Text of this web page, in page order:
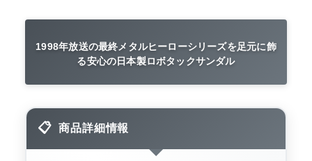
1998年放送の最終メタルヒーローシリーズを足元に飾
る安心の日本製ロボタックサンダル
商品詳細情報